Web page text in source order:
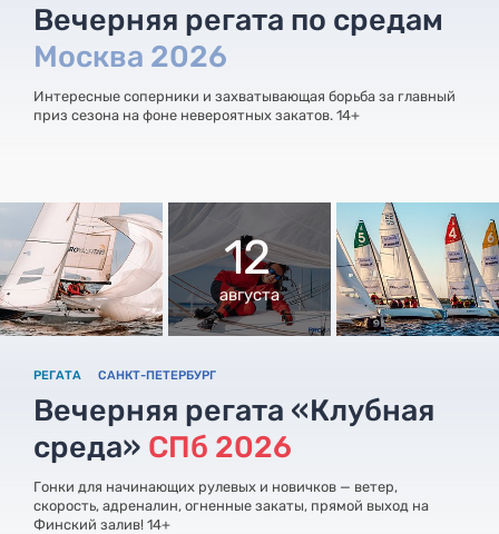
Вечерняя регата по средам
Москва 2026
Интересные соперники и захватывающая борьба за главный
приз сезона на фоне невероятных закатов. 14+
12
августа
РЕГАТА САНКТ-ПЕТЕРБУРГ
Вечерняя регата «Клубная
среда» СПб 2026
Гонки для начинающих рулевых и новичков — ветер,
скорость, адреналин, огненные закаты, прямой выход на
Финский залив! 14+